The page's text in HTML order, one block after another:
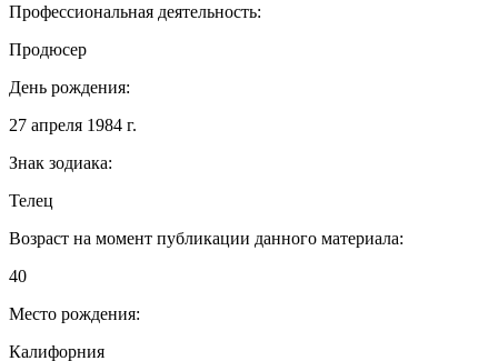
Профессиональная деятельность:
Продюсер
День рождения:
27 апреля 1984 г.
Знак зодиака:
Телец
Возраст на момент публикации данного материала:
40
Место рождения:
Калифорния